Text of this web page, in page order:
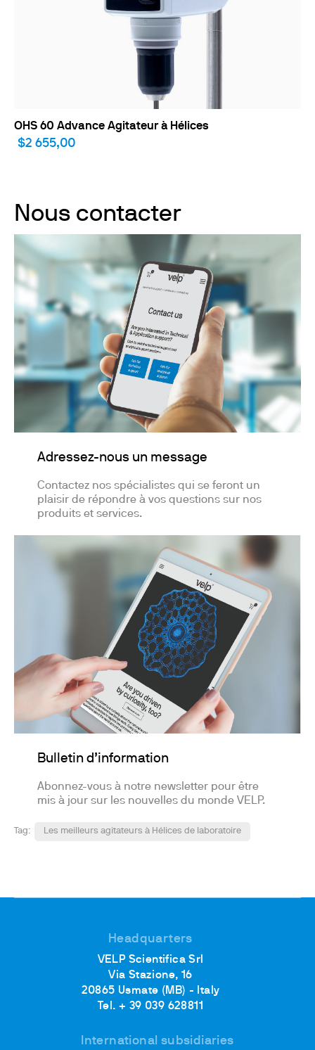
OHS 60 Advance Agitateur à Hélices
$2 655,00
Nous contacter
Adressez-nous un message
Contactez nos spécialistes qui se feront un
plaisir de répondre à vos questions sur nos
produits et services.
Bulletin d’information
Abonnez-vous à notre newsletter pour être
mis à jour sur les nouvelles du monde VELP.
Tag: Les meilleurs agitateurs à Hélices de laboratoire
Headquarters
VELP Scientifica Srl
Via Stazione, 16
20865 Usmate (MB) - Italy
Tel. + 39 039 628811
International subsidiaries